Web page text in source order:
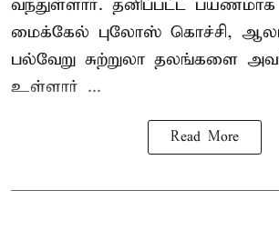
வந்துள்ளார். தனிப்பட்ட
மைக்கேல் புலோஸ் கொச்சி,
பல்வேறு சுற்றுலா தலங்களை அவர்
உள்ளார் ...
Read More